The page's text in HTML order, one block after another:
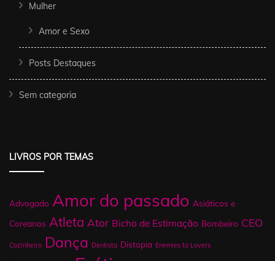
Mulher
Amor e Sexo
Posts Destaques
Sem categoria
LIVROS POR TEMAS
Advogado Amor do passado Asiáticos e
Coreanos Atleta Ator Bicho de Estimação Bombeiro CEO
Cozinheiro Dança Dentista Distopia Enemies to Lovers